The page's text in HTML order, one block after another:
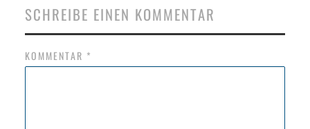
SCHREIBE EINEN KOMMENTAR
KOMMENTAR *